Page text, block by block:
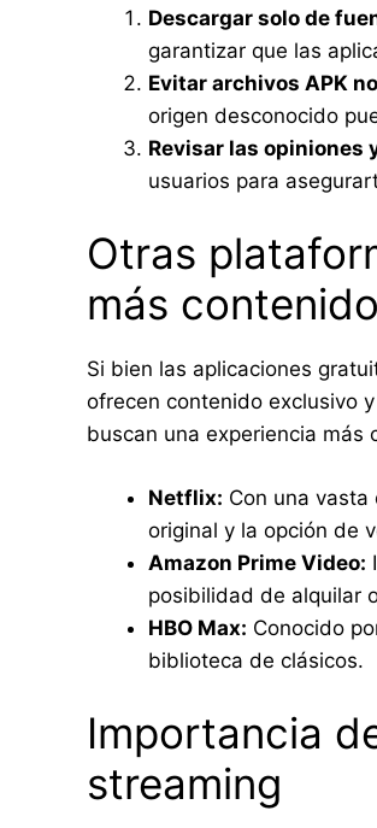
Descargar solo de
garantizar que las
Evitar archivos APK
origen desconocido
Revisar las opiniones
usuarios para
Otras
más contenido
Si bien las aplicaciones
ofrecen contenido exclusivo
buscan una experiencia más
Netflix: Con una
original y la opción de
Amazon Prime Video:
posibilidad de alquilar
HBO Max: Conocido
biblioteca de clásicos.
Importancia
streaming